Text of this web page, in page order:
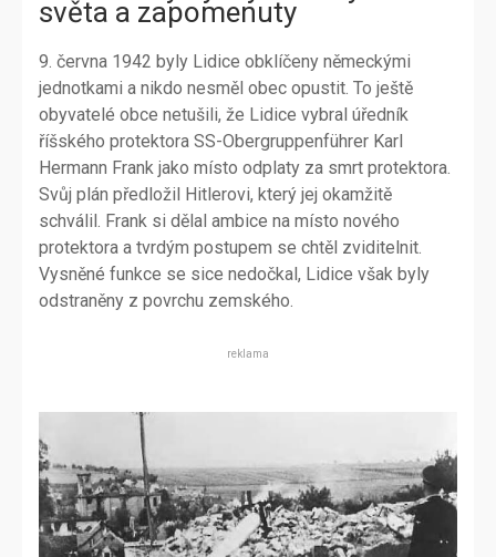
světa a zapomenuty
9. června 1942 byly Lidice obklíčeny německými
jednotkami a nikdo nesměl obec opustit. To ještě
obyvatelé obce netušili, že Lidice vybral úředník
říšského protektora SS-Obergruppenführer Karl
Hermann Frank jako místo odplaty za smrt protektora.
Svůj plán předložil Hitlerovi, který jej okamžitě
schválil. Frank si dělal ambice na místo nového
protektora a tvrdým postupem se chtěl zviditelnit.
Vysněné funkce se sice nedočkal, Lidice však byly
odstraněny z povrchu zemského.
reklama